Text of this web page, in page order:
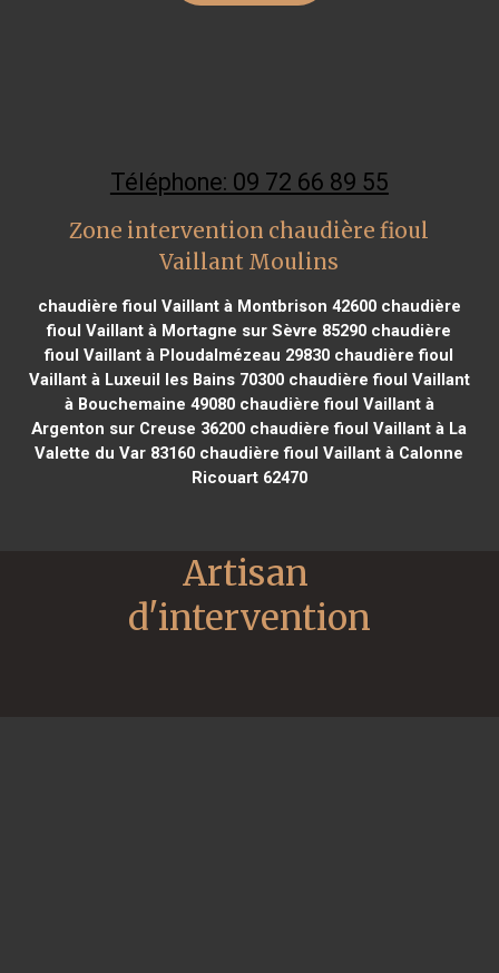
Téléphone: 09 72 66 89 55
Zone intervention chaudière fioul
Vaillant Moulins
chaudière fioul Vaillant à Montbrison 42600chaudière
fioul Vaillant à Mortagne sur Sèvre 85290 chaudière
fioul Vaillant à Ploudalmézeau 29830 chaudière fioul
Vaillant à Luxeuil les Bains 70300chaudière fioul Vaillant
à Bouchemaine 49080chaudière fioul Vaillant à
Argenton sur Creuse 36200 chaudière fioul Vaillant à La
Valette du Var 83160 chaudière fioul Vaillant à Calonne
Ricouart 62470
Artisan
d'intervention